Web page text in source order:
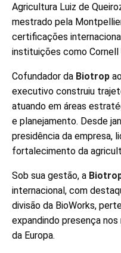
Agricultura Luiz de
mestrado pela
certificações
instituições como Cornell
Cofundador da Biotrop
executivo construiu
atuando em áreas
e planejamento. Desde
presidência da empresa,
fortalecimento da
Sob sua gestão, a
internacional, com
divisão da BioWorks,
expandindo presença
da Europa.